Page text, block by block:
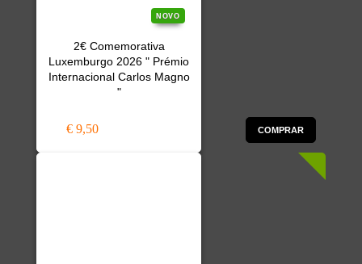
NOVO
2€ Comemorativa
Luxemburgo 2026 " Prémio
Internacional Carlos Magno
"
€ 9,50 COMPRAR